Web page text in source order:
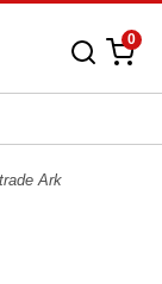
0
Ark